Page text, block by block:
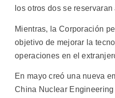
los otros dos se
Mientras, la Corporación
objetivo de mejorar la
operaciones en el
En mayo creó una nueva
China Nuclear